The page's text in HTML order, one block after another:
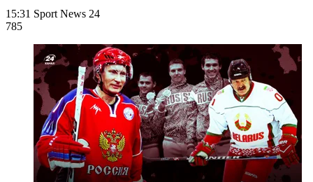
15:31 Sport News 24
785